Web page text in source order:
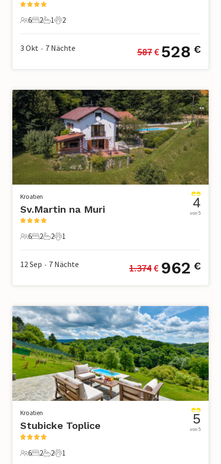
6 Gäste
6
2 Schlafzimmer
2
1 Badezimmer
1
2 Haustiere
2
3 Okt • 7 Nächte 587 € 528 €
Kroatien
Sv.Martin na Muri
6 Gäste
6
2 Schlafzimmer
2
2 Badezimmer
2
1 Haustier
1
4
von 5
12 Sep • 7 Nächte 1.374 € 962 €
Kroatien
Stubicke Toplice
6 Gäste
6
2 Schlafzimmer
2
2 Badezimmer
2
1 Haustier
1
5
von 5